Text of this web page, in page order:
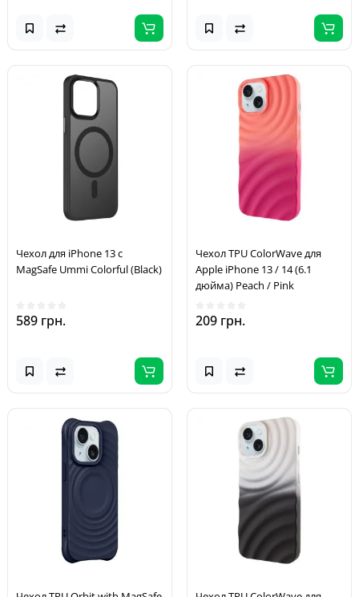
Чехол для iPhone 13 с
MagSafe Ummi Colorful (Black)
589 грн.
Чехол TPU ColorWave для
Apple iPhone 13 / 14 (6.1
дюйма) Peach / Pink
209 грн.